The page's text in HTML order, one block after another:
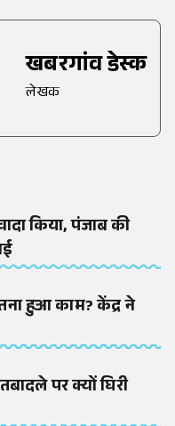
खबरगांव डेस्क
लेखक
किया, पंजाब की
हुआ काम? केंद्र ने
पर क्यों घिरी